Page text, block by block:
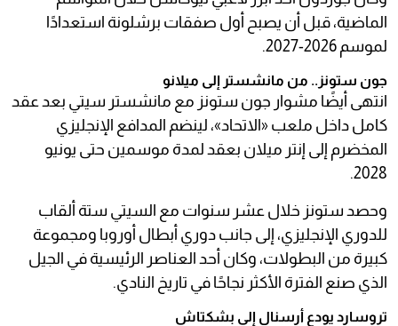
الماضية، قبل أن يصبح أول صفقات برشلونة استعدادًا
لموسم 2026-2027.
جون ستونز.. من مانشستر إلى ميلانو
انتهى أيضًا مشوار جون ستونز مع مانشستر سيتي بعد عقد
كامل داخل ملعب «الاتحاد»، لينضم المدافع الإنجليزي
المخضرم إلى إنتر ميلان بعقد لمدة موسمين حتى يونيو
2028.
وحصد ستونز خلال عشر سنوات مع السيتي ستة ألقاب
للدوري الإنجليزي، إلى جانب دوري أبطال أوروبا ومجموعة
كبيرة من البطولات، وكان أحد العناصر الرئيسية في الجيل
الذي صنع الفترة الأكثر نجاحًا في تاريخ النادي.
تروسارد يودع أرسنال إلى بشكتاش